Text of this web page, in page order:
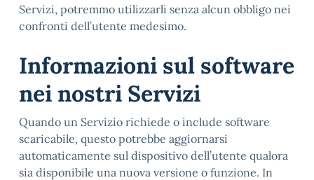
Servizi, potremmo utilizzarli senza alcun obbligo nei
confronti dell’utente medesimo.
Informazioni sul software
nei nostri Servizi
Quando un Servizio richiede o include software
scaricabile, questo potrebbe aggiornarsi
automaticamente sul dispositivo dell’utente qualora
sia disponibile una nuova versione o funzione. In